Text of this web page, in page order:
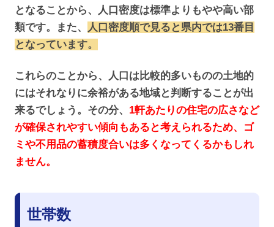
となることから、人口密度は標準よりもやや高い部
類です。また、
人口密度順で見ると県内では13番目
となっています。
これらのことから、人口は比較的多いものの土地的
にはそれなりに余裕がある地域と判断することが出
来るでしょう。その分、 1軒あたりの住宅の広さなど
が確保されやすい傾向もあると考えられるため、ゴ
ミや不用品の蓄積度合いは多くなってくるかもしれ
ません。
世帯数